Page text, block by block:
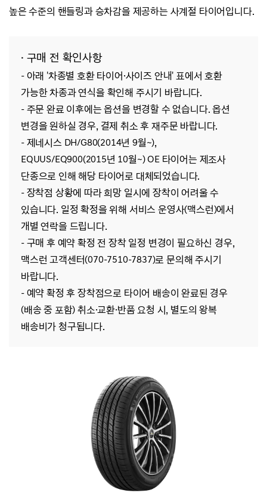
높은 수준의 핸들링과 승차감을 제공하는 사계절 타이어입니다.
· 구매 전 확인사항
- 아래 '차종별 호환 타이어·사이즈 안내' 표에서 호환
가능한 차종과 연식을 확인해 주시기 바랍니다.
- 주문 완료 이후에는 옵션을 변경할 수 없습니다. 옵션
변경을 원하실 경우, 결제 취소 후 재주문 바랍니다.
- 제네시스 DH/G80(2014년 9월~),
EQUUS/EQ900(2015년 10월~) OE 타이어는 제조사
단종으로 인해 해당 타이어로 대체되었습니다.
- 장착점 상황에 따라 희망 일시에 장착이 어려울 수
있습니다. 일정 확정을 위해 서비스 운영사(맥스런)에서
개별 연락을 드립니다.
- 구매 후 예약 확정 전 장착 일정 변경이 필요하신 경우,
맥스런 고객센터(070-7510-7837)로 문의해 주시기
바랍니다.
- 예약 확정 후 장착점으로 타이어 배송이 완료된 경우
(배송 중 포함) 취소·교환·반품 요청 시, 별도의 왕복
배송비가 청구됩니다.